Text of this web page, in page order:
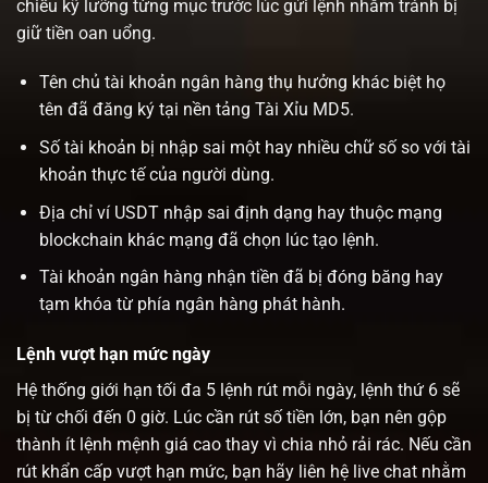
chiếu kỹ lưỡng từng mục trước lúc gửi lệnh nhằm tránh bị
giữ tiền oan uổng.
Tên chủ tài khoản ngân hàng thụ hưởng khác biệt họ
tên đã đăng ký tại nền tảng Tài Xỉu MD5.
Số tài khoản bị nhập sai một hay nhiều chữ số so với tài
khoản thực tế của người dùng.
Địa chỉ ví USDT nhập sai định dạng hay thuộc mạng
blockchain khác mạng đã chọn lúc tạo lệnh.
Tài khoản ngân hàng nhận tiền đã bị đóng băng hay
tạm khóa từ phía ngân hàng phát hành.
Lệnh vượt hạn mức ngày
Hệ thống giới hạn tối đa 5 lệnh rút mỗi ngày, lệnh thứ 6 sẽ
bị từ chối đến 0 giờ. Lúc cần rút số tiền lớn, bạn nên gộp
thành ít lệnh mệnh giá cao thay vì chia nhỏ rải rác. Nếu cần
rút khẩn cấp vượt hạn mức, bạn hãy liên hệ live chat nhằm